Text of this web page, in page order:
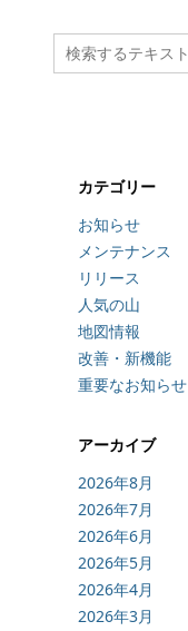
カテゴリー
お知らせ
メンテナンス
リリース
人気の山
地図情報
改善・新機能
重要なお知らせ
アーカイブ
2026年8月
2026年7月
2026年6月
2026年5月
2026年4月
2026年3月